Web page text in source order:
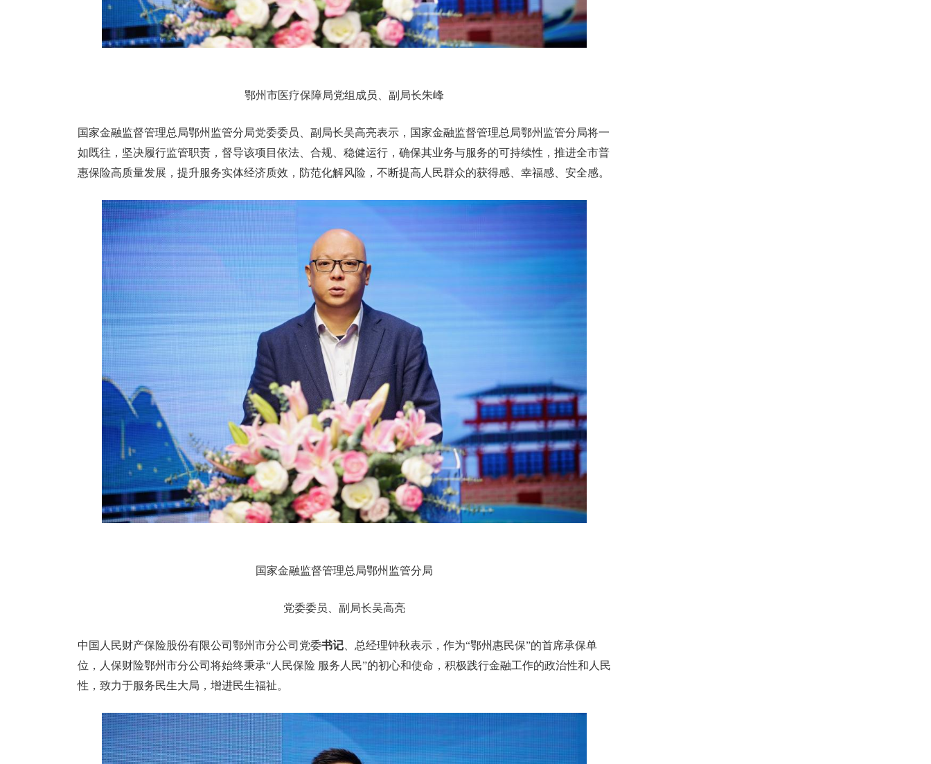
鄂州市医疗保障局党组成员、副局长朱峰
国家金融监督管理总局鄂州监管分局党委委员、副局长吴高亮表示，国家金融监督管理总局鄂州监管分局将一
如既往，坚决履行监管职责，督导该项目依法、合规、稳健运行，确保其业务与服务的可持续性，推进全市普
惠保险高质量发展，提升服务实体经济质效，防范化解风险，不断提高人民群众的获得感、幸福感、安全感。
国家金融监督管理总局鄂州监管分局
党委委员、副局长吴高亮
中国人民财产保险股份有限公司鄂州市分公司党委书记 、总经理钟秋表示，作为“鄂州惠民保”的首席承保单
位，人保财险鄂州市分公司将始终秉承“人民保险 服务人民”的初心和使命，积极践行金融工作的政治性和人民
性，致力于服务民生大局，增进民生福祉。